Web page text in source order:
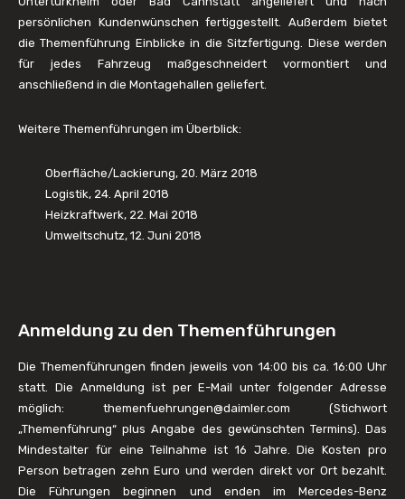
persönlichen Kundenwünschen fertiggestellt. Außerdem bietet
die Themenführung Einblicke in die Sitzfertigung. Diese werden
für jedes Fahrzeug maßgeschneidert vormontiert und
anschließend in die Montagehallen geliefert.
Weitere Themenführungen im Überblick:
Oberfläche/Lackierung, 20. März 2018
Logistik, 24. April 2018
Heizkraftwerk, 22. Mai 2018
Umweltschutz, 12. Juni 2018
Anmeldung zu den Themenführungen
Die Themenführungen finden jeweils von 14:00 bis ca. 16:00 Uhr
statt. Die Anmeldung ist per E-Mail unter folgender Adresse
möglich: themenfuehrungen@daimler.com (Stichwort
„Themenführung“ plus Angabe des gewünschten Termins). Das
Mindestalter für eine Teilnahme ist 16 Jahre. Die Kosten pro
Person betragen zehn Euro und werden direkt vor Ort bezahlt.
Die Führungen beginnen und enden im Mercedes-Benz